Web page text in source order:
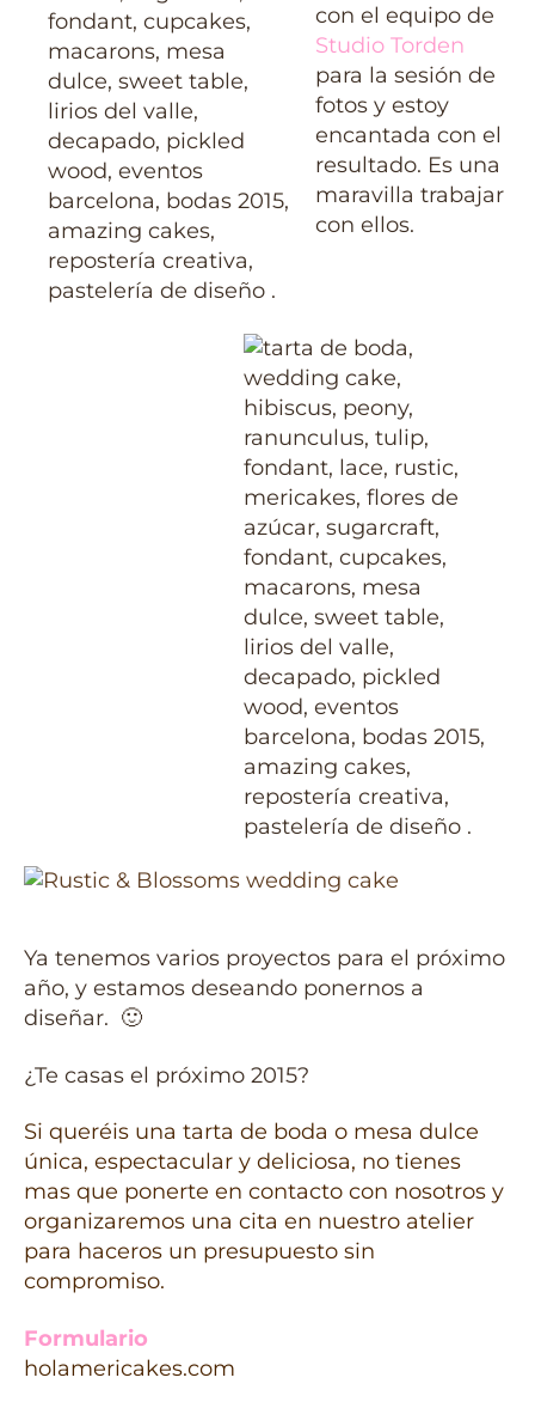
con el equipo de
Studio Torden
para la sesión de
fotos y estoy
encantada con el
resultado. Es una
maravilla trabajar
con ellos.
Ya tenemos varios proyectos para el próximo
año, y estamos deseando ponernos a
diseñar. 🙂
¿Te casas el próximo 2015?
Si queréis una tarta de boda o mesa dulce
única, espectacular y deliciosa, no tienes
mas que ponerte en contacto con nosotros y
organizaremos una cita en nuestro atelier
para haceros un presupuesto sin
compromiso.
Formulario
holamericakes.com